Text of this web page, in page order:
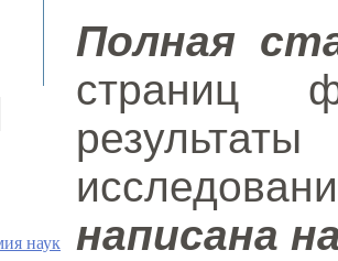
Полная
страниц
написана